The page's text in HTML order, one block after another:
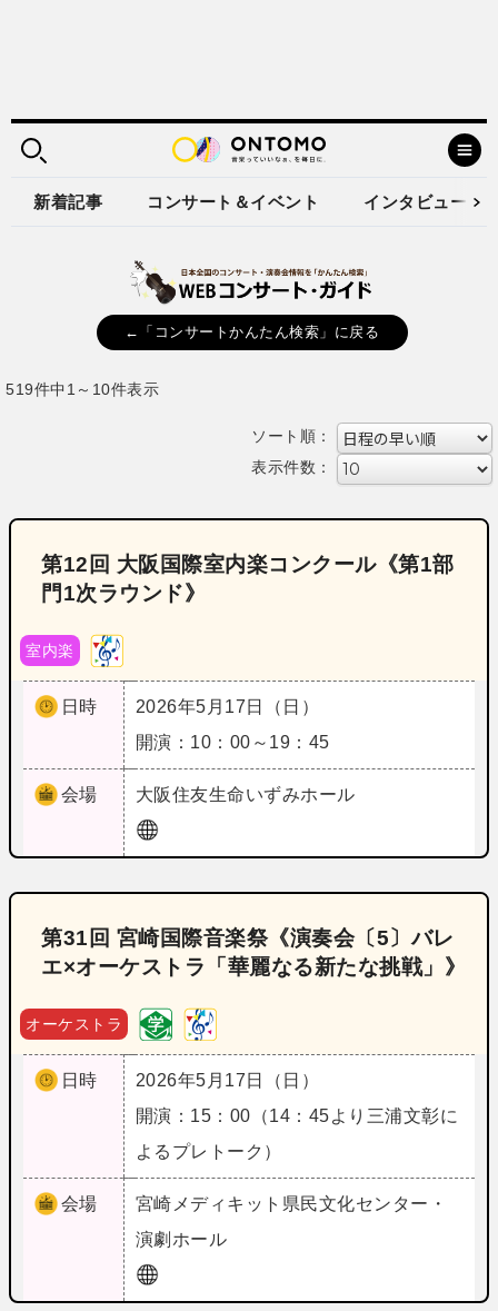
新着記事 コンサート＆イベント インタビュー
←「コンサートかんたん検索」に戻る
519件中1～10件表示
ソート順：
表示件数：
第12回 大阪国際室内楽コンクール《第1部
門1次ラウンド》
室内楽
日時
2026年5月17日（日）
開演：10：00～19：45
会場 大阪住友生命いずみホール
第31回 宮崎国際音楽祭《演奏会〔5〕バレ
エ×オーケストラ「華麗なる新たな挑戦」》
オーケストラ
日時
2026年5月17日（日）
開演：15：00（14：45より三浦文彰に
よるプレトーク）
会場 宮崎 メディキット県民文化センター・
演劇ホール